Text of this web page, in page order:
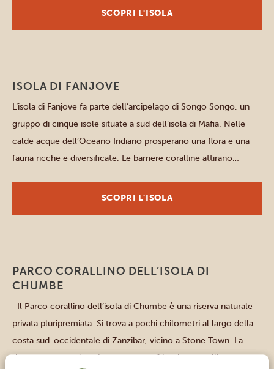
SCOPRI L'ISOLA
ISOLA DI FANJOVE
L’isola di Fanjove fa parte dell’arcipelago di Songo Songo, un
gruppo di cinque isole situate a sud dell’isola di Mafia. Nelle
calde acque dell’Oceano Indiano prosperano una flora e una
fauna ricche e diversificate. Le barriere coralline attirano
tra aprile e luglio. In alcune giornate è possibile […]
SCOPRI L'ISOLA
PARCO CORALLINO DELL’ISOLA DI
CHUMBE
Il Parco corallino dell’isola di Chumbe è una riserva naturale
privata pluripremiata. Si trova a pochi chilometri al largo della
costa sud-occidentale di Zanzibar, vicino a Stone Town. La
riserva comprende un’area protetta di barriera corallina e una